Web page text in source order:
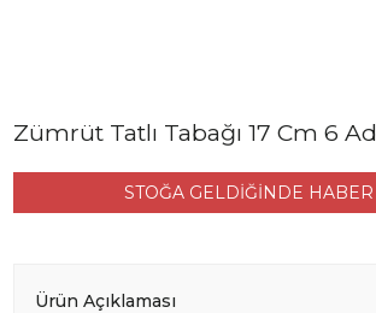
Zümrüt Tatlı Tabağı 17 Cm 6
STOĞA GELDİĞİNDE
Ürün Açıklaması